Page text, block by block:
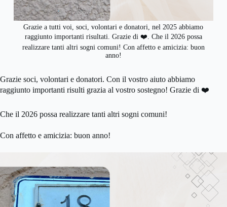
Grazie a tutti voi, soci, volontari e donatori, nel 2025 abbiamo
raggiunto importanti risultati. Grazie di ❤️. Che il 2026 possa
realizzare tanti altri sogni comuni! Con affetto e amicizia: buon
anno!
Grazie soci, volontari e donatori. Con il vostro aiuto abbiamo
raggiunto importanti risulti grazia al vostro sostegno! Grazie di ❤️
Che il 2026 possa realizzare tanti altri sogni comuni!
Con affetto e amicizia: buon anno!